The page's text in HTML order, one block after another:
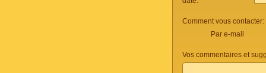
Comment vous contacter:
Par e-mail
Vos commentaires et